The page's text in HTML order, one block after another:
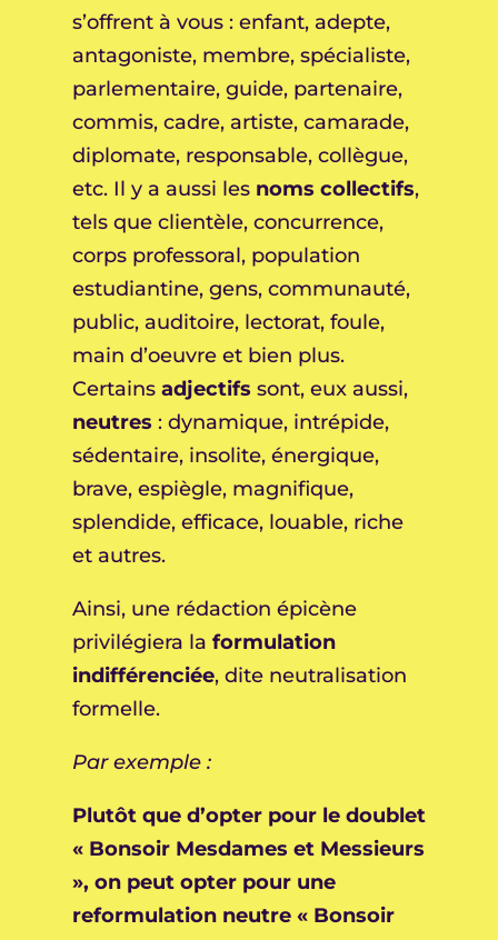
s’offrent à vous : enfant, adepte,
antagoniste, membre, spécialiste,
parlementaire, guide, partenaire,
commis, cadre, artiste, camarade,
diplomate, responsable, collègue,
etc. Il y a aussi les noms collectifs,
tels que clientèle, concurrence,
corps professoral, population
estudiantine, gens, communauté,
public, auditoire, lectorat, foule,
main d’oeuvre et bien plus.
Certains adjectifs sont, eux aussi,
neutres : dynamique, intrépide,
sédentaire, insolite, énergique,
brave, espiègle, magnifique,
splendide, efficace, louable, riche
et autres.
Ainsi, une rédaction épicène
privilégiera la formulation
indifférenciée, dite neutralisation
formelle.
Par exemple :
Plutôt que d’opter pour le doublet
« Bonsoir Mesdames et Messieurs
», on peut opter pour une
reformulation neutre « Bonsoir